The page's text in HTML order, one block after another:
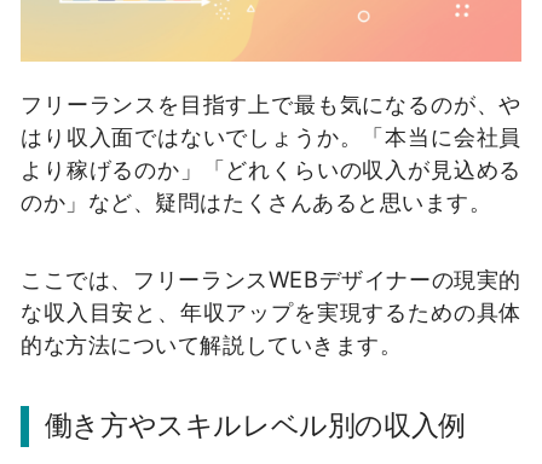
フリーランスを目指す上で最も気になるのが、や
はり収入面ではないでしょうか。「本当に会社員
より稼げるのか」「どれくらいの収入が見込める
のか」など、疑問はたくさんあると思います。
ここでは、フリーランスWEBデザイナーの現実的
な収入目安と、年収アップを実現するための具体
的な方法について解説していきます。
働き方やスキルレベル別の収入例